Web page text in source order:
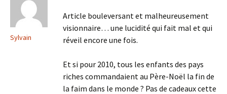
Sylvain
Article bouleversant et malheureusement
visionnaire… une lucidité qui fait mal et qui
réveil encore une fois.
Et si pour 2010, tous les enfants des pays
riches commandaient au Père-Noël la fin de
la faim dans le monde ? Pas de cadeaux cette